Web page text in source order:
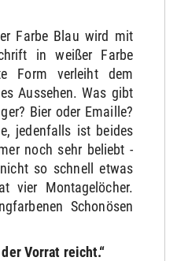
Farbe Blau wird mit
in weißer Farbe
Form verleiht dem
Aussehen. Was gibt
Bier oder Emaille?
jedenfalls ist beides
noch sehr beliebt -
so schnell etwas
vier Montagelöcher.
Schonösen
Vorrat reicht.“